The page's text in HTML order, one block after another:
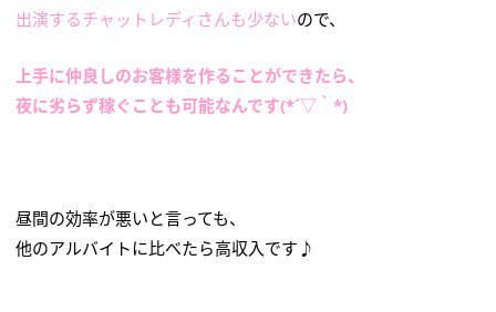
出演するチャットレディさんも少ないので、
上手に仲良しのお客様を作ることができたら、
夜に劣らず稼ぐことも可能なんです(*´▽｀*)
昼間の効率が悪いと言っても、
他のアルバイトに比べたら高収入です♪